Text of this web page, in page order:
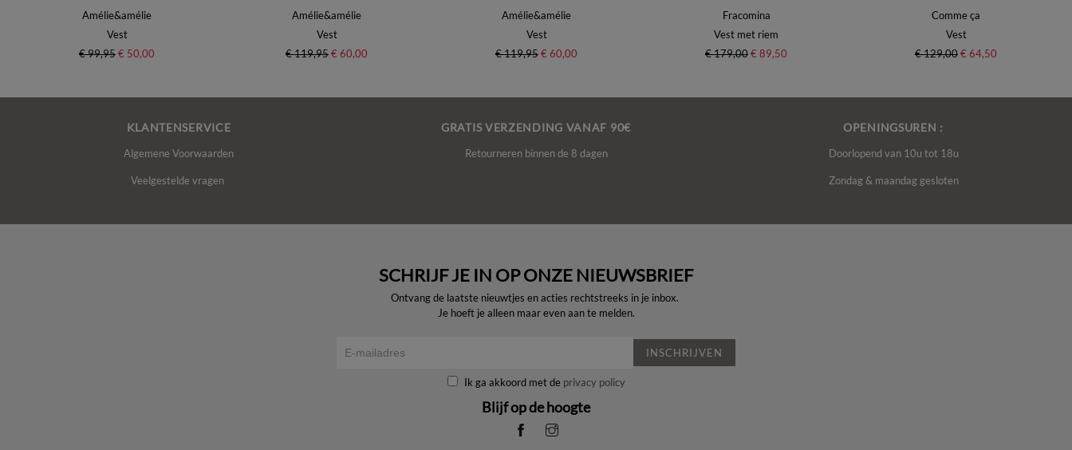
Amélie&amélie
Vest
€ 99,95€ 50,00
Amélie&amélie
Vest
€ 119,95€ 60,00
Amélie&amélie
Vest
€ 119,95€ 60,00
Fracomina
Vest met riem
€ 179,00€ 89,50
Comme ça
Vest
€ 129,00€ 64,50
KLANTENSERVICE
Algemene Voorwaarden
Veelgestelde vragen
GRATIS VERZENDING VANAF 90€
Retourneren binnen de 8 dagen
OPENINGSUREN :
Doorlopend van 10u tot 18u
Zondag & maandag gesloten
SCHRIJF JE IN OP ONZE NIEUWSBRIEF
Ontvang de laatste nieuwtjes en acties rechtstreeks in je inbox.
Je hoeft je alleen maar even aan te melden.
INSCHRIJVEN
Ik ga akkoord met de privacy policy
Blijf op de hoogte